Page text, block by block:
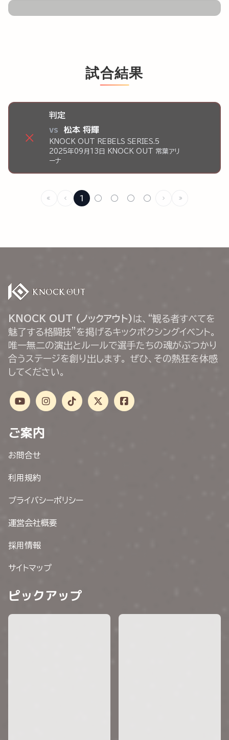
試合結果
×
判定
vs 松本 将輝
KNOCK OUT REBELS SERIES.5
2025年09月13日 KNOCK OUT 常葉アリ
ーナ
1 ○ ○ ○ ○
KNOCK OUT (ノックアウト) は、“観る者すべてを
魅了する格闘技”を掲げるキックボクシングイベント。
唯一無二の演出とルールで選手たちの魂がぶつかり
合うステージを創り出します。 ぜひ、その熱狂を体感
してください。
ご案内
お問合せ
利用規約
プライバシーポリシー
運営会社概要
採用情報
サイトマップ
ピックアップ